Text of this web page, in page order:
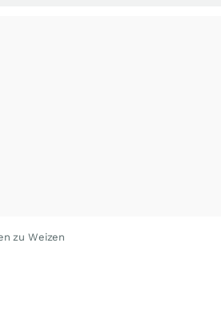
zu Weizen